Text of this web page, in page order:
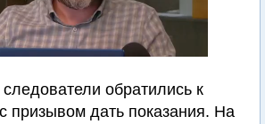
обратились к
призывом дать показания. На